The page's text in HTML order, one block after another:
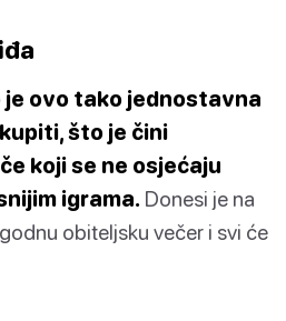
je ovo tako jednostavna
što je čini
koji se ne osjećaju
igrama. Donesi je na
obiteljsku večer i svi će